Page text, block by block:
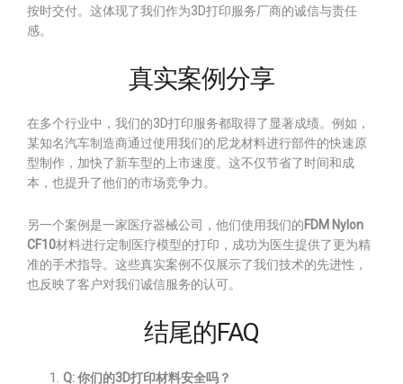
按时交付。这体现了我们作为3D打印服务厂商的诚信与责任
感。
真实案例分享
在多个行业中，我们的3D打印服务都取得了显著成绩。例如，
某知名汽车制造商通过使用我们的尼龙材料进行部件的快速原
型制作，加快了新车型的上市速度。这不仅节省了时间和成
本，也提升了他们的市场竞争力。
另一个案例是一家医疗器械公司，他们使用我们的FDM Nylon
CF10材料进行定制医疗模型的打印，成功为医生提供了更为精
准的手术指导。这些真实案例不仅展示了我们技术的先进性，
也反映了客户对我们诚信服务的认可。
结尾的FAQ
Q: 你们的3D打印材料安全吗？